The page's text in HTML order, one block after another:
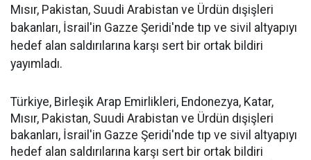
Mısır, Pakistan, Suudi Arabistan ve Ürdün dışişleri
bakanları, İsrail'in Gazze Şeridi'nde tıp ve sivil altyapıyı
hedef alan saldırılarına karşı sert bir ortak bildiri
yayımladı.
Türkiye, Birleşik Arap Emirlikleri, Endonezya, Katar,
Mısır, Pakistan, Suudi Arabistan ve Ürdün dışişleri
bakanları, İsrail'in Gazze Şeridi'nde tıp ve sivil altyapıyı
hedef alan saldırılarına karşı sert bir ortak bildiri